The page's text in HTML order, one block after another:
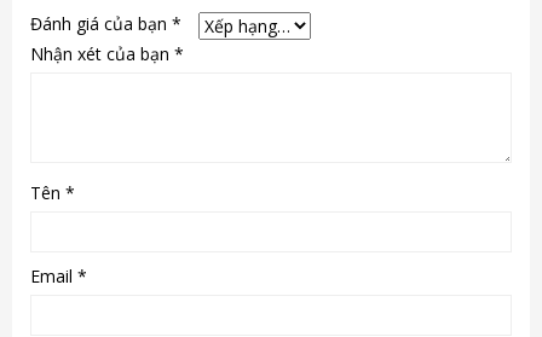
Đánh giá của bạn *
Nhận xét của bạn *
Tên *
Email *